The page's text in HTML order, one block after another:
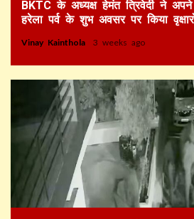
BKTC के अध्यक्ष हेमंत त्रिवेदी ने
हरेला पर्व के शुभ अवसर पर किया
Vinay Kainthola 3 weeks ago